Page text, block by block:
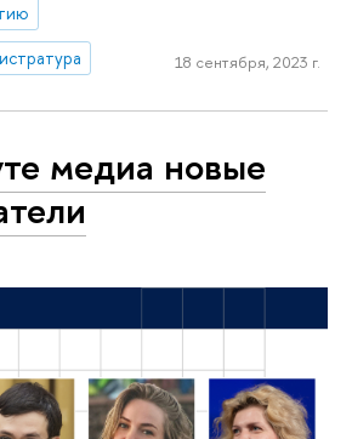
18 сентября, 2023 г.
медиа новые